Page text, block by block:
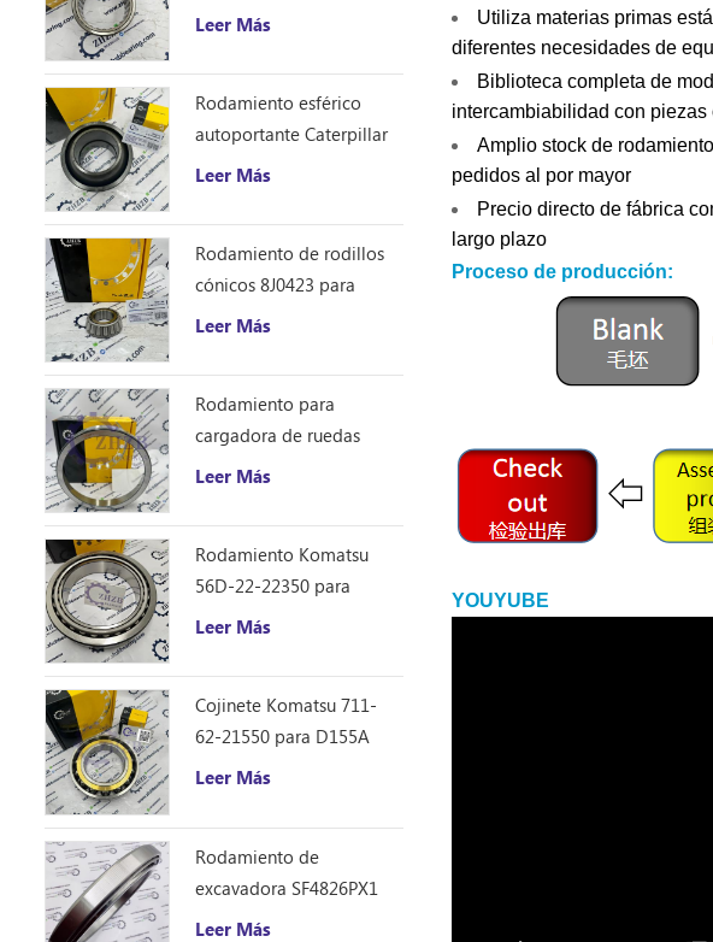
Utiliza materias primas
diferentes necesidades de
Biblioteca completa de
intercambiabilidad con piezas
Amplio stock de
pedidos al por mayor
Precio directo de fábrica
largo plazo
Proceso de producción:
YOUYUBE
Komatsu WA150-6
Leer Más
Rodamiento esférico
autoportante Caterpillar
1401185
Leer Más
Rodamiento de rodillos
cónicos 8J0423 para
excavadora Caterpillar
Leer Más
Rodamiento para
cargadora de ruedas
Caterpillar 8S9076
Leer Más
Rodamiento Komatsu
56D-22-22350 para
camión volquete HM250
Leer Más
Cojinete Komatsu 711-
62-21550 para D155A
Leer Más
Rodamiento de
excavadora SF4826PX1
(240 * 310 * 33)
Leer Más